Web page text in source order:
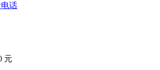
话
元